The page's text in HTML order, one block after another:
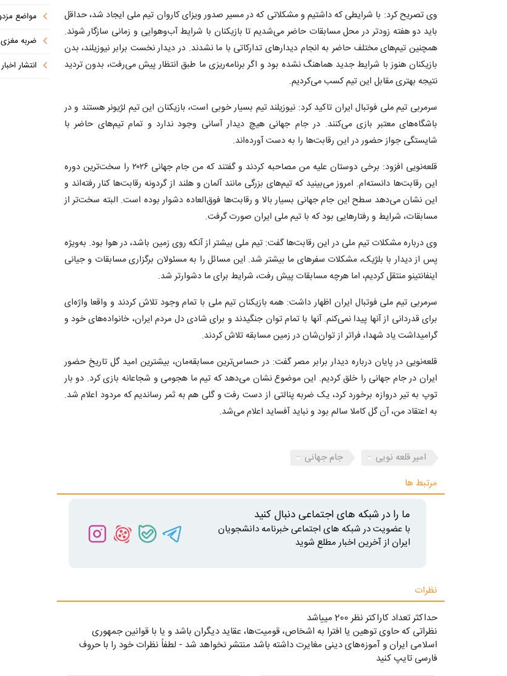
وی تصریح کرد: با شرایطی که داشتیم و مشکلاتی که در مسیر صدور ویزای کاروان تیم ملی ایجاد شد، حداقل
باید دو هفته زودتر در محل مسابقات حاضر می‌شدیم تا بازیکنان با شرایط آب‌وهوایی و زمانی سازگار شوند.
همچنین تیم‌های مختلف حاضر به انجام دیدارهای تدارکاتی با ما نشدند. در دیدار نخست برابر نیوزیلند، بدن
بازیکنان هنوز با شرایط جدید هماهنگ نشده بود و اگر برنامه‌ریزی ما طبق انتظار پیش می‌رفت، بدون تردید
نتیجه بهتری مقابل این تیم کسب می‌کردیم.
سرمربی تیم ملی فوتبال ایران تاکید کرد: نیوزیلند تیم بسیار خوبی است، بازیکنان این تیم لژیونر هستند و در
باشگاه‌های معتبر بازی می‌کنند. در جام جهانی هیچ دیدار آسانی وجود ندارد و تمام تیم‌های حاضر با
شایستگی جواز حضور در این رقابت‌ها را به دست آورده‌اند.
قلعه‌نویی افزود: برخی دوستان علیه من مصاحبه کردند و گفتند که من جام جهانی ۲۰۲۶ را سخت‌ترین دوره
این رقابت‌ها دانسته‌ام. امروز می‌بینید که تیم‌های بزرگی مانند آلمان و هلند از گردونه رقابت‌ها کنار رفته‌اند و
این نشان می‌دهد سطح این جام جهانی بسیار بالا و رقابت‌ها فوق‌العاده دشوار بوده است. البته سخت‌تر از
مسابقات، شرایط و رفتارهایی بود که با تیم ملی ایران صورت گرفت.
وی درباره مشکلات تیم ملی در این رقابت‌ها گفت: تیم ملی بیشتر از آنکه روی زمین باشد، در هوا بود. به‌ویژه
پس از دیدار با بلژیک، مشکلات سفرهای ما بیشتر شد. این مسائل را به مسئولان برگزاری مسابقات و جیانی
اینفانتینو منتقل کردیم، اما هرچه مسابقات پیش رفت، شرایط برای ما دشوارتر شد.
سرمربی تیم ملی فوتبال ایران اظهار داشت: همه بازیکنان تیم ملی با تمام وجود تلاش کردند و واقعا واژه‌ای
برای قدردانی از آنها پیدا نمی‌کنم. آنها با تمام توان جنگیدند و برای شادی دل مردم ایران، خانواده‌های خود و
گرامیداشت یاد شهدا، فراتر از توان‌شان در زمین مسابقه تلاش کردند.
قلعه‌نویی در پایان درباره دیدار برابر مصر گفت: در حساس‌ترین مسابقه‌مان، بیشترین امید گل تاریخ حضور
ایران در جام جهانی را خلق کردیم. این موضوع نشان می‌دهد که تیم ما هجومی و شجاعانه بازی کرد. دو بار
توپ به تیر دروازه برخورد کرد، یک ضربه پنالتی از دست رفت و گلی هم به ثمر رساندیم که مردود اعلام شد.
به اعتقاد من، آن گل کاملا سالم بود و نباید آفساید اعلام می‌شد.
امیر قلعه نویی
جام جهانی
مرتبط ها
ما را در شبکه های اجتماعی دنبال کنید
با عضویت در شبکه های اجتماعی خبرنامه دانشجویان
ایران از آخرین اخبار مطلع شوید
نظرات
حداکثر تعداد کاراکتر نظر 200 ميياشد
نظراتی که حاوی توهین یا افترا به اشخاص، قومیت‌ها، عقاید دیگران باشد و یا با قوانین جمهوری
اسلامی ایران و آموزه‌های دینی مغایرت داشته باشد منتشر نخواهد شد - لطفاً نظرات خود را با حروف
فارسی تایپ کنید
مواضع
ضربه مغزی بیش از ۷۰۰ نظامی
انتشار